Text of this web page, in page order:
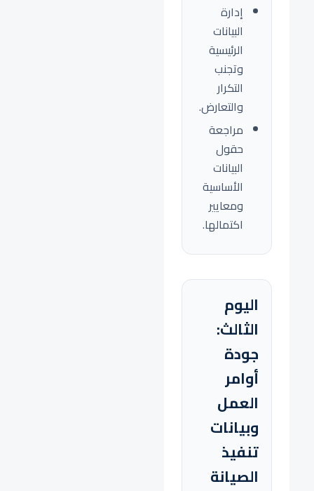
إدارة
البيانات
الرئيسية
وتجنب
التكرار
والتعارض.
مراجعة
حقول
البيانات
الأساسية
ومعايير
اكتمالها.
اليوم
الثالث:
جودة
أوامر
العمل
وبيانات
تنفيذ
الصيانة